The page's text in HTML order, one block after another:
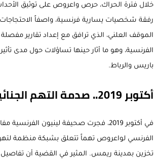
خلال فترة الحراك، حرص واعروص على توثيق
رفقة شخصيات يسارية فرنسية، واصفاً
الموقف العلني، الذي ترافق مع إعداد تقارير
الفرنسية، وهو ما أثار حينها تساؤلات حول مدى
باريس والرباط.
أكتوبر 2019.. صدمة التهم الجنائية والتوقيت المريب
في أكتوبر 2019، فجرت صحيفة لينيون
الفرنسي لواعروص تهماً تتعلق بشبكة منظمة
تخزين بمدينة ريمس. المثير في القضية أن تفاصيل